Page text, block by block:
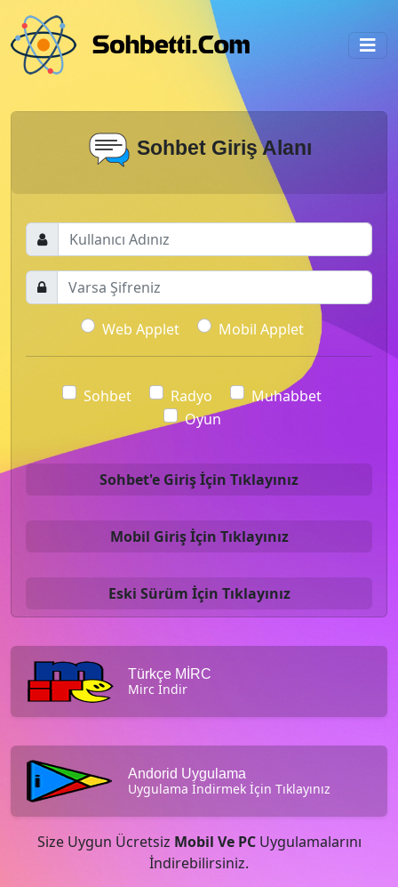
Sohbet Giriş Alanı
Web Applet Mobil Applet
Sohbet Radyo
Muhabbet
Oyun
Sohbet'e Giriş İçin Tıklayınız
Mobil Giriş İçin Tıklayınız
Eski Sürüm İçin Tıklayınız
Türkçe MİRC
Mirc İndir
Andorid Uygulama
Uygulama İndirmek İçin Tıklayınız
Size Uygun Ücretsiz Mobil Ve PC Uygulamalarını
İndirebilirsiniz.